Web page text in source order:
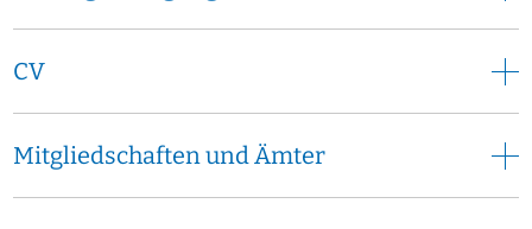
CV
Mitgliedschaften und Ämter